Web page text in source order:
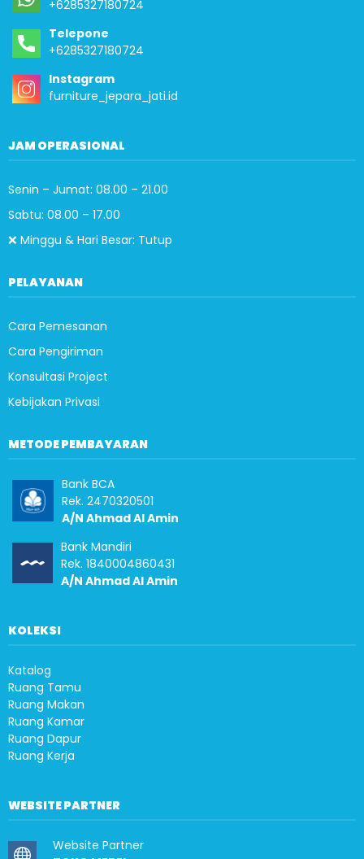
+6285327180724
Telepone
+6285327180724
Instagram
furniture_jepara_jati.id
JAM OPERASIONAL
Senin – Jumat: 08.00 – 21.00
Sabtu: 08.00 – 17.00
❌ Minggu & Hari Besar: Tutup
PELAYANAN
Cara Pemesanan
Cara Pengiriman
Konsultasi Project
Kebijakan Privasi
METODE PEMBAYARAN
Bank BCA
Rek. 2470320501
A/N Ahmad Al Amin
Bank Mandiri
Rek. 1840004860431
A/N Ahmad Al Amin
KOLEKSI
Katalog
Ruang Tamu
Ruang Makan
Ruang Kamar
Ruang Dapur
Ruang Kerja
WEBSITE PARTNER
Website Partner